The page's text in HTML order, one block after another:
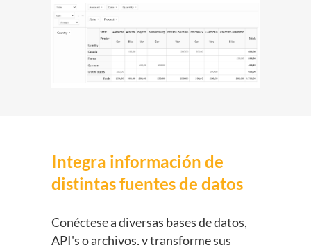
Integra información de
distintas fuentes de datos
Conéctese a diversas bases de datos,
API's o archivos, y transforme sus